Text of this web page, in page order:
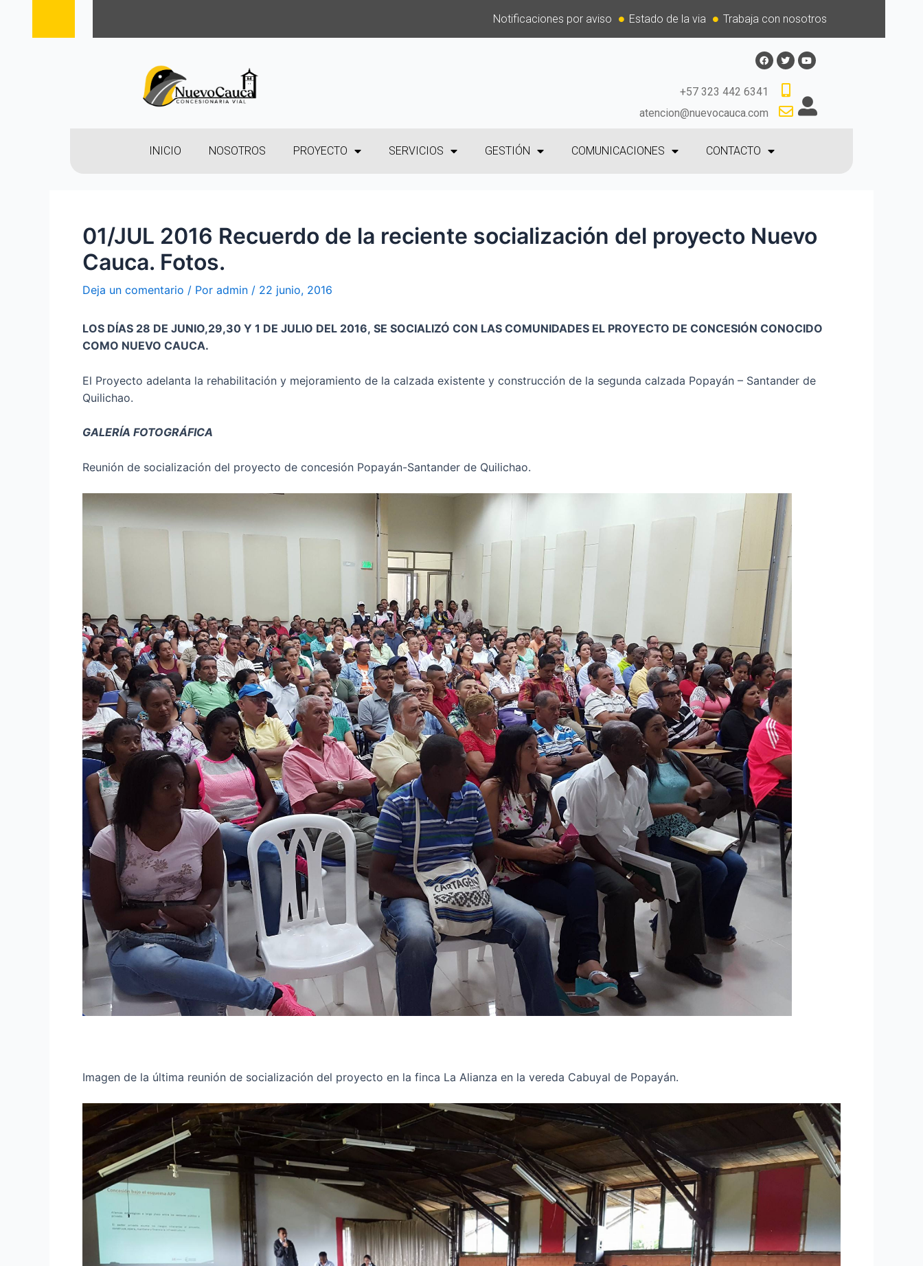
Notificaciones por aviso Estado de la via Trabaja con nosotros
+57 323 442 6341
atencion@nuevocauca.com
INICIO NOSOTROS PROYECTO SERVICIOS GESTIÓN COMUNICACIONES CONTACTO
01/JUL 2016 Recuerdo de la reciente socialización del proyecto Nuevo
Cauca. Fotos.
Deja un comentario / Por admin / 22 junio, 2016
LOS DÍAS 28 DE JUNIO,29,30 Y 1 DE JULIO DEL 2016, SE SOCIALIZÓ CON LAS COMUNIDADES EL PROYECTO DE CONCESIÓN CONOCIDO
COMO NUEVO CAUCA.
El Proyecto adelanta la rehabilitación y mejoramiento de la calzada existente y construcción de la segunda calzada Popayán – Santander de
Quilichao.
GALERÍA FOTOGRÁFICA
Reunión de socialización del proyecto de concesión Popayán-Santander de Quilichao.
Imagen de la última reunión de socialización del proyecto en la finca La Alianza en la vereda Cabuyal de Popayán.